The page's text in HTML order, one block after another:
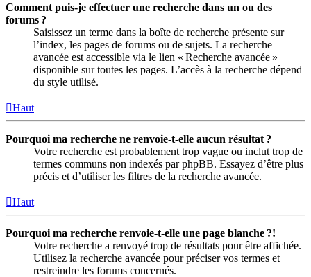
Comment puis-je effectuer une recherche dans un ou des
forums ?
Saisissez un terme dans la boîte de recherche présente sur
l’index, les pages de forums ou de sujets. La recherche
avancée est accessible via le lien « Recherche avancée »
disponible sur toutes les pages. L’accès à la recherche dépend
du style utilisé.
Haut
Pourquoi ma recherche ne renvoie-t-elle aucun résultat ?
Votre recherche est probablement trop vague ou inclut trop de
termes communs non indexés par phpBB. Essayez d’être plus
précis et d’utiliser les filtres de la recherche avancée.
Haut
Pourquoi ma recherche renvoie-t-elle une page blanche ?!
Votre recherche a renvoyé trop de résultats pour être affichée.
Utilisez la recherche avancée pour préciser vos termes et
restreindre les forums concernés.